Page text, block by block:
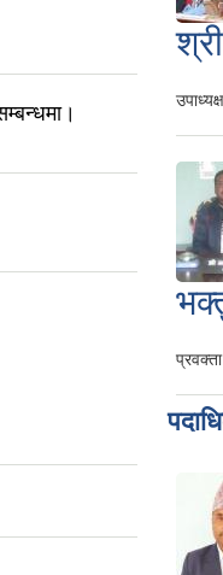
उपाध्यक्ष
प्रवक्ता